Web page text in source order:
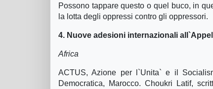
Possono tappare questo o quel buco, in
la lotta degli oppressi contro gli oppressori.
4. Nuove adesioni internazionali
Africa
ACTUS, Azione per l`Unita` e il
Democratica, Marocco. Choukri Latif,